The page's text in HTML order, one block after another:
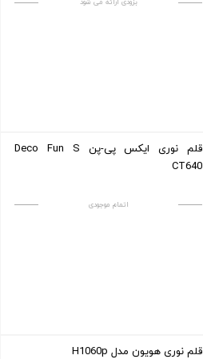
بزودی ارائه می شود
قلم نوری ایکس پی-پن Deco Fun S
CT640
اتمام موجودی
قلم نوری هویون مدل H1060p